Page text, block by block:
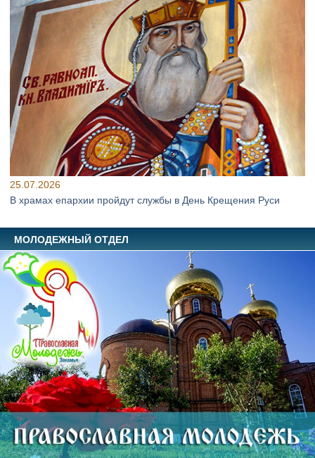
25.07.2026
В храмах епархии пройдут службы в День Крещения Руси
МОЛОДЕЖНЫЙ ОТДЕЛ